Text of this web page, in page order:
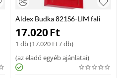
Aldex Budka 821S6-LIM fali
lámpa piros fém 2 x max 25W
E14 IP20
17.020Ft
1 db (17.020 Ft/ db)
(az eladó egyéb ajánlatai)